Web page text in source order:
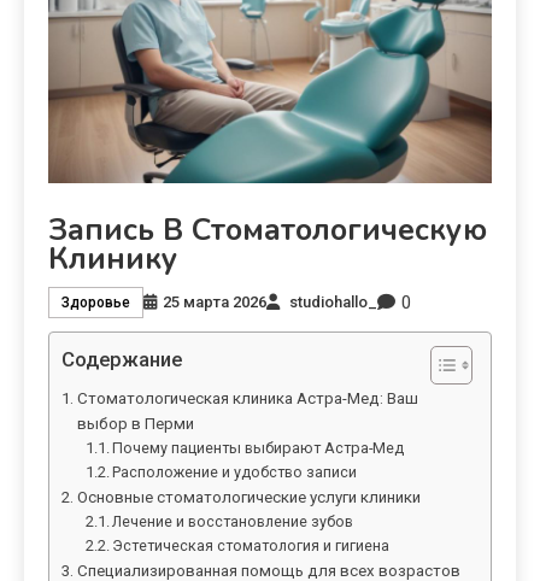
Запись В Стоматологическую
Клинику
Здоровье 25 марта 2026 studiohallo_ 0
Содержание
Стоматологическая клиника Астра-Мед: Ваш
выбор в Перми
Почему пациенты выбирают Астра-Мед
Расположение и удобство записи
Основные стоматологические услуги клиники
Лечение и восстановление зубов
Эстетическая стоматология и гигиена
Специализированная помощь для всех возрастов